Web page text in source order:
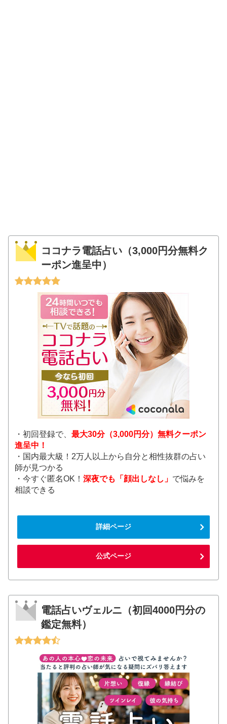
ココナラ電話占い（3,000円分無料ク
ーポン進呈中）
・初回登録で、最大30分（3,000円分）無料クーポン
進呈中！
・国内最大級！2万人以上から自分と相性抜群の占い
師が見つかる
・今すぐ匿名OK！深夜でも「顔出しなし」 で悩みを
相談できる
詳細ページ
公式ページ
電話占いヴェルニ（初回4000円分の
鑑定無料）